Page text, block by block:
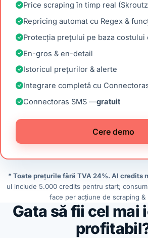
Price scraping în timp real
Repricing automat cu Regex &
Protecția prețului pe baza costului
En-gros & en-detail
Istoricul prețurilor & alerte
Integrare completă cu
Connectoras SMS —gratuit
Cere demo
* Toate prețurile fără TVA 24%. AI credits
ul include 5.000 credits pentru start;
face per acțiune de scraping &
Gata să fii cel